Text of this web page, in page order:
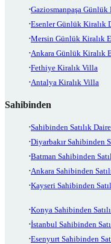
Gaziosmanpaşa Günlük
Esenler Günlük Kiralık
Mersin Günlük Kiralık
Ankara Günlük Kiralık
Fethiye Kiralık Villa
Antalya Kiralık Villa
Sahibinden
Sahibinden Satılık Daire
Diyarbakır Sahibinden
Batman Sahibinden
Ankara Sahibinden
Kayseri Sahibinden
Konya Sahibinden
İstanbul Sahibinden
Esenyurt Sahibinden